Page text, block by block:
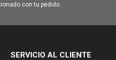
con tu pedido.
SERVICIO AL CLIENTE